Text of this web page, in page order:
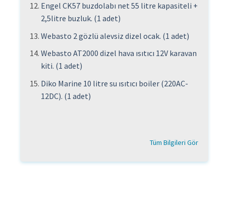
Engel CK57 buzdolabı net 55 litre kapasiteli +
2,5litre buzluk. (1 adet)
Webasto 2 gözlü alevsiz dizel ocak. (1 adet)
Webasto AT2000 dizel hava ısıtıcı 12V karavan
kiti. (1 adet)
Diko Marine 10 litre su ısıtıcı boiler (220AC-
12DC). (1 adet)
Tüm Bilgileri Gör